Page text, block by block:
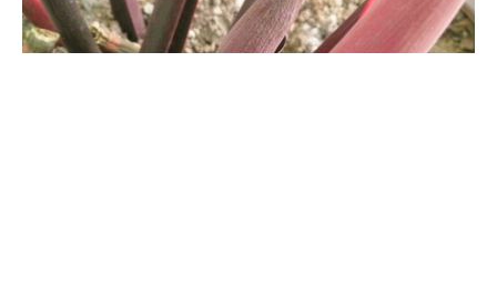
家中要防止误食，需特别的注意。